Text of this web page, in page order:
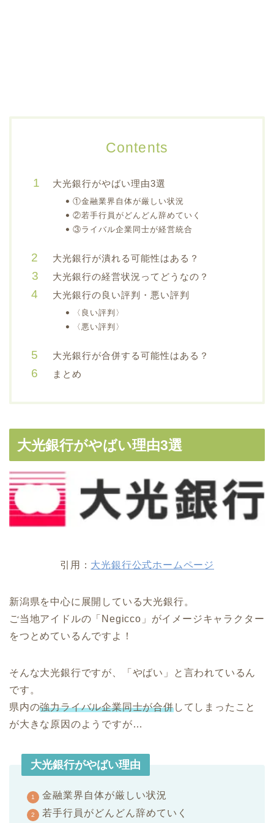
Contents
大光銀行がやばい理由3選
①金融業界自体が厳しい状況
②若手行員がどんどん辞めていく
③ライバル企業同士が経営統合
大光銀行が潰れる可能性はある？
大光銀行の経営状況ってどうなの？
大光銀行の良い評判・悪い評判
〈良い評判〉
〈悪い評判〉
大光銀行が合併する可能性はある？
まとめ
大光銀行がやばい理由3選
引用： 大光銀行公式ホームページ
新潟県を中心に展開している大光銀行。
ご当地アイドルの「Negicco」がイメージキャラクター
をつとめているんですよ！
そんな大光銀行ですが、「やばい」と言われているん
です。
県内の強力ライバル企業同士が合併してしまったこと
が大きな原因のようですが…
大光銀行がやばい理由
金融業界自体が厳しい状況
若手行員がどんどん辞めていく